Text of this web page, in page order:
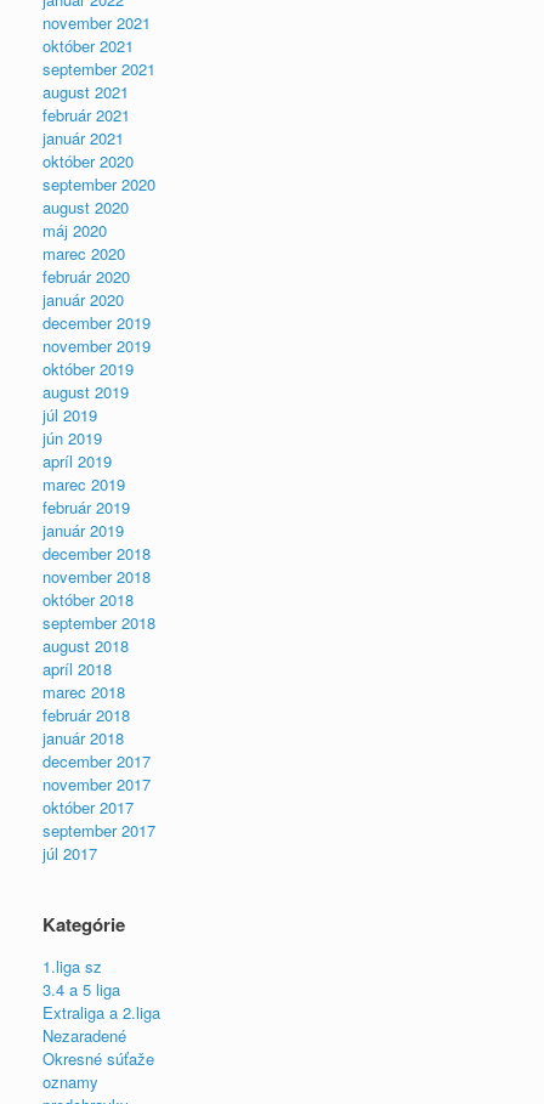
november 2021
október 2021
september 2021
august 2021
február 2021
január 2021
október 2020
september 2020
august 2020
máj 2020
marec 2020
február 2020
január 2020
december 2019
november 2019
október 2019
august 2019
júl 2019
jún 2019
apríl 2019
marec 2019
február 2019
január 2019
december 2018
november 2018
október 2018
september 2018
august 2018
apríl 2018
marec 2018
február 2018
január 2018
december 2017
november 2017
október 2017
september 2017
júl 2017
Kategórie
1.liga sz
3.4 a 5 liga
Extraliga a 2.liga
Nezaradené
Okresné súťaže
oznamy